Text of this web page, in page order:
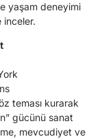
yaşam deneyimi
inceler.
teması kurarak
gücünü sanat
mevcudiyet ve